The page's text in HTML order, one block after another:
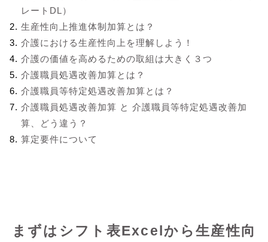
レートDL）
生産性向上推進体制加算とは？
介護における生産性向上を理解しよう！
介護の価値を高めるための取組は大きく３つ
介護職員処遇改善加算とは？
介護職員等特定処遇改善加算とは？
介護職員処遇改善加算 と 介護職員等特定処遇改善加
算、どう違う？
算定要件について
まずはシフト表Excelから生産性向